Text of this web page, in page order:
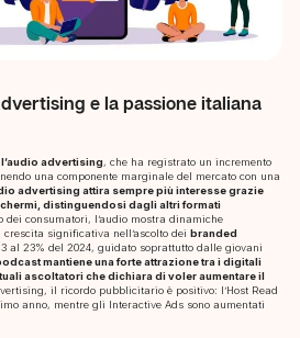
e la passione italiana
l’audio advertising, che ha registrato un incremento
una componente marginale del mercato con una
advertising attira sempre più interesse grazie
distinguendosi dagli altri formati
dei consumatori, l’audio mostra dinamiche
significativa nell’ascolto deibranded
al 23% del 2024, guidato soprattutto dalle giovani
mantiene una forte attrazione tra i digitali
ascoltatori che dichiara di voler aumentare il
il ricordo pubblicitario è positivo: l’Host Read
anno, mentre gli Interactive Ads sono aumentati